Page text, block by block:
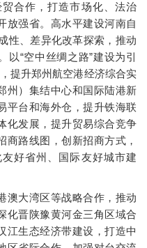
合作，打造市场化、法治
放强省。高水平建设河南自
性、差异化改革探索，推动
以“空中丝绸之路”建设为引
提升郑州航空港经济综合实
州）集结中心和国际陆港新
平台和海外仓，提升铁海联
化发展，提升贸易综合竞争
商路线图，创新招商方式，
好省州、国际友好城市建
大湾区等战略合作，推动
化晋陕豫黄河金三角区域合
江生态经济带建设，打造中